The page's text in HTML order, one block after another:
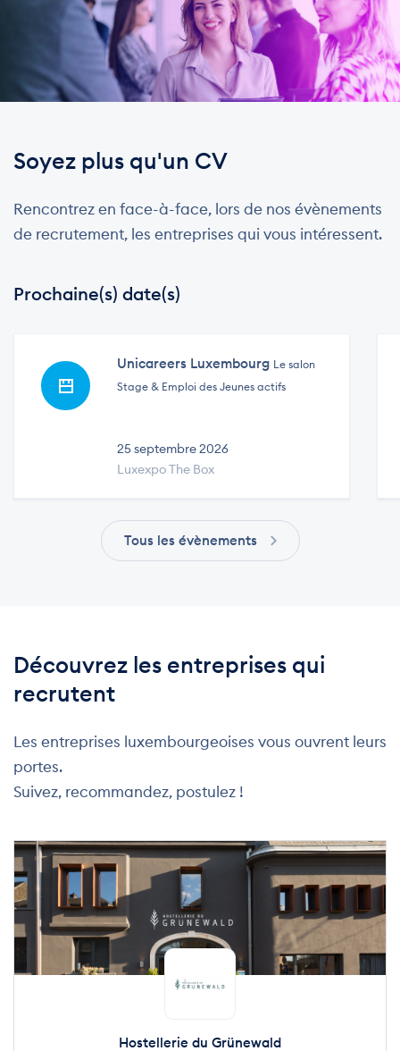
Soyez plus qu'un CV
Rencontrez en face-à-face, lors de nos évènements
de recrutement, les entreprises qui vous intéressent.
Prochaine(s) date(s)
Unicareers Luxembourg Le salon
Stage & Emploi des Jeunes actifs
25 septembre 2026
Luxexpo The Box
Tous les évènements
Découvrez les entreprises qui
recrutent
Les entreprises luxembourgeoises vous ouvrent leurs
portes.
Suivez, recommandez, postulez !
Hostellerie du Grünewald